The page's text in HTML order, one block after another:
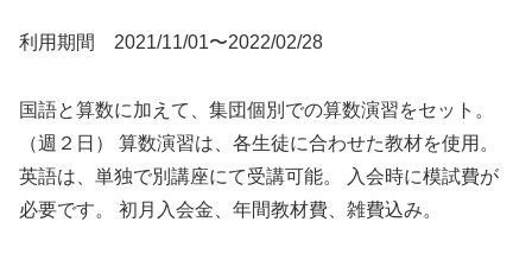
利用期間 2021/11/01〜2022/02/28
国語と算数に加えて、集団個別での算数演習をセット。
（週２日） 算数演習は、各生徒に合わせた教材を使用。
英語は、単独で別講座にて受講可能。 入会時に模試費が
必要です。 初月入会金、年間教材費、雑費込み。